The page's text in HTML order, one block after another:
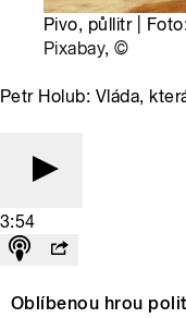
Pivo, půllitr |
Pixabay,©
Petr Holub: Vláda,
3:54
Oblíbenou hrou